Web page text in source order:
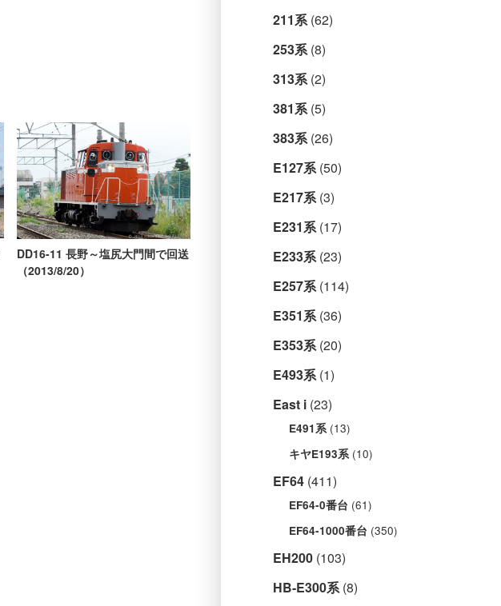
DD16-11 長野～塩尻大門間で回送
（2013/8/20）
211系(62)
253系(8)
313系(2)
381系(5)
383系(26)
E127系(50)
E217系(3)
E231系(17)
E233系(23)
E257系(114)
E351系(36)
E353系(20)
E493系(1)
East i (23)
E491系(13)
キヤE193系(10)
EF64 (411)
EF64-0番台 (61)
EF64-1000番台 (350)
EH200 (103)
HB-E300系(8)